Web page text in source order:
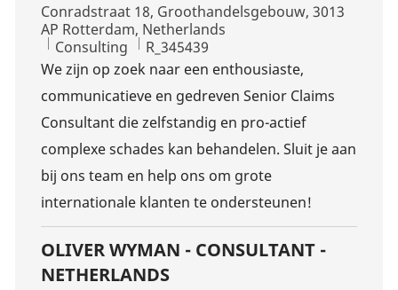
Location
Conradstraat 18, Groothandelsgebouw, 3013
AP Rotterdam, Netherlands
Category
Consulting Job Id
R_345439
We zijn op zoek naar een enthousiaste,
communicatieve en gedreven Senior Claims
Consultant die zelfstandig en pro-actief
complexe schades kan behandelen. Sluit je aan
bij ons team en help ons om grote
internationale klanten te ondersteunen!
OLIVER WYMAN - CONSULTANT -
NETHERLANDS